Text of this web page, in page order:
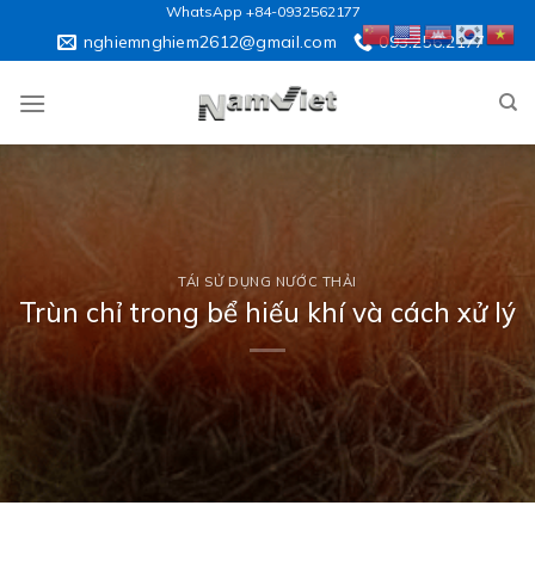
WhatsApp +84-0932562177
nghiemnghiem2612@gmail.com 093.256.2177
TÁI SỬ DỤNG NƯỚC THẢI
Trùn chỉ trong bể hiếu khí và cách xử lý